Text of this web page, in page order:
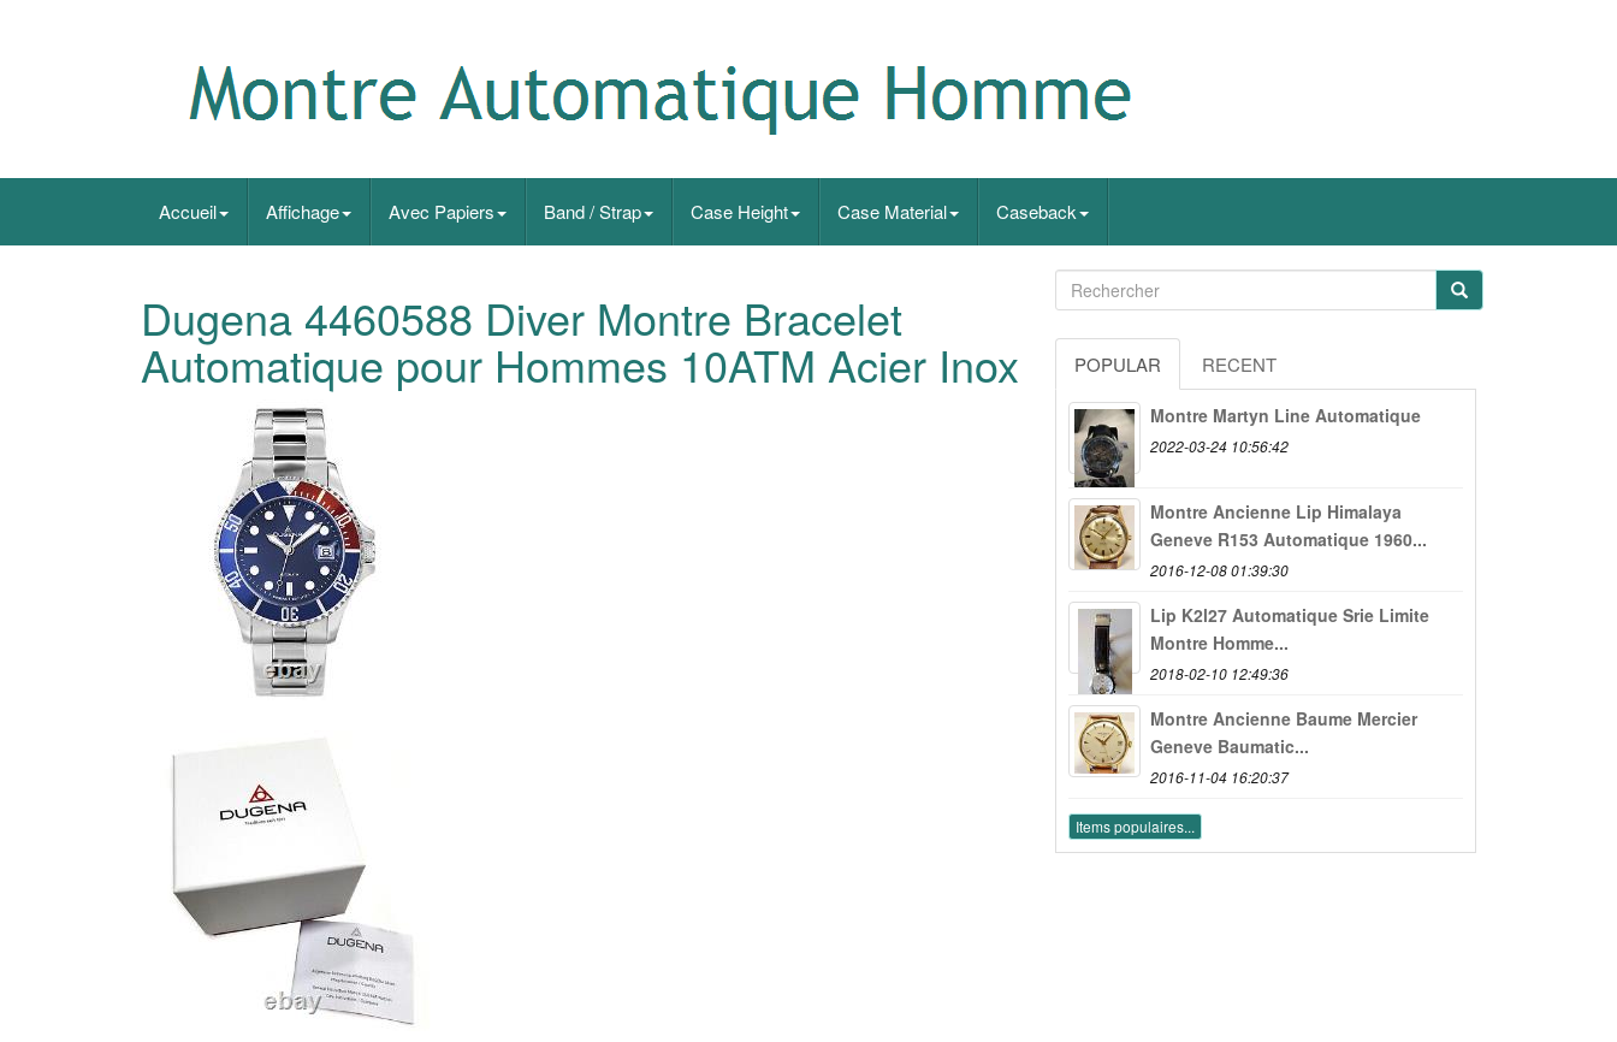
Accueil Affichage Avec Papiers Band / Strap Case Height Case Material Caseback
Dugena 4460588 Diver Montre Bracelet
Automatique pour Hommes 10ATM Acier Inox POPULAR RECENT
Montre Martyn Line Automatique
2022-03-24 10:56:42
Montre Ancienne Lip Himalaya
Geneve R153 Automatique 1960...
2016-12-08 01:39:30
Lip K2l27 Automatique Srie Limite
Montre Homme...
2018-02-10 12:49:36
Montre Ancienne Baume Mercier
Geneve Baumatic...
2016-11-04 16:20:37
Items populaires...